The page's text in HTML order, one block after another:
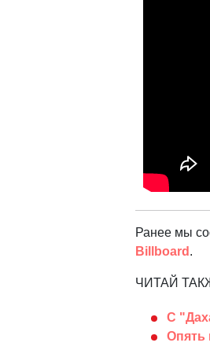
Ранее мы
Billboard .
ЧИТАЙ
С
Опять